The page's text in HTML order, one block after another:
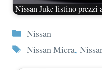
Nissan Juke listino prezzi
Categorie
Nissan
Tag
Nissan Micra,